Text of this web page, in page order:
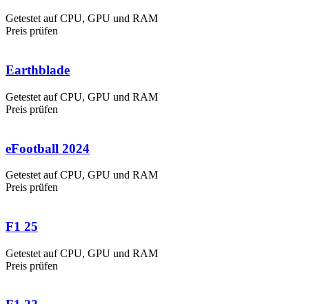
Getestet auf CPU, GPU und RAM
Preis prüfen
Earthblade
Getestet auf CPU, GPU und RAM
Preis prüfen
eFootball 2024
Getestet auf CPU, GPU und RAM
Preis prüfen
F1 25
Getestet auf CPU, GPU und RAM
Preis prüfen